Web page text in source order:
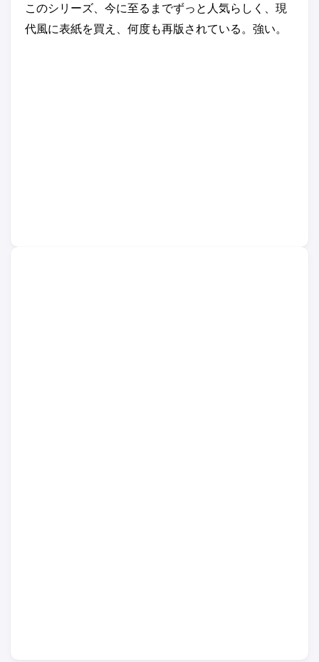
このシリーズ、今に至るまでずっと人気らしく、現
代風に表紙を買え、何度も再版されている。強い。